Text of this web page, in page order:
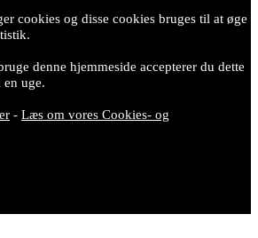
cookies og disse cookies bruges til at øge
denne hjemmeside accepterer du dette
uge.
- Læs om vores Cookies- og